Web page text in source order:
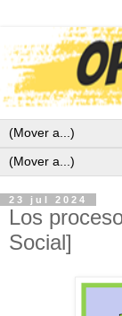
23 jul 2024
Los
Social]